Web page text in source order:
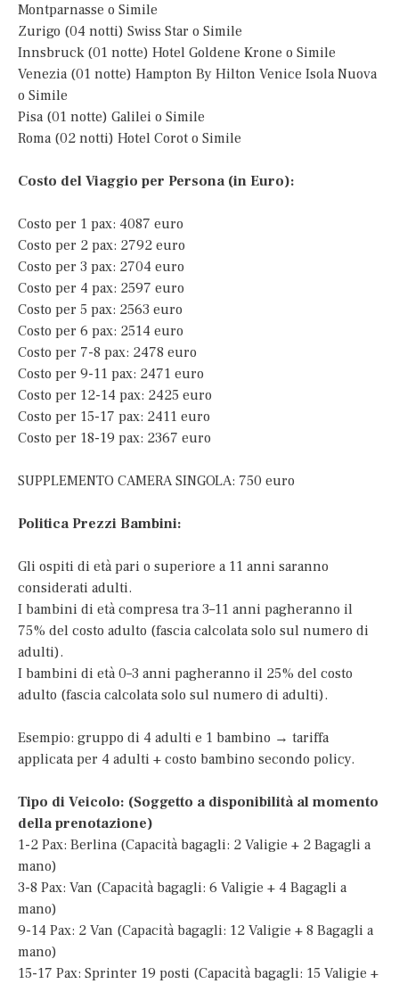
Montparnasse o Simile
Zurigo (04 notti) Swiss Star o Simile
Innsbruck (01 notte) Hotel Goldene Krone o Simile
Venezia (01 notte) Hampton By Hilton Venice Isola Nuova
o Simile
Pisa (01 notte) Galilei o Simile
Roma (02 notti) Hotel Corot o Simile
Costo del Viaggio per Persona (in Euro):
Costo per 1 pax: 4087 euro
Costo per 2 pax: 2792 euro
Costo per 3 pax: 2704 euro
Costo per 4 pax: 2597 euro
Costo per 5 pax: 2563 euro
Costo per 6 pax: 2514 euro
Costo per 7-8 pax: 2478 euro
Costo per 9-11 pax: 2471 euro
Costo per 12-14 pax: 2425 euro
Costo per 15-17 pax: 2411 euro
Costo per 18-19 pax: 2367 euro
SUPPLEMENTO CAMERA SINGOLA: 750 euro
Politica Prezzi Bambini:
Gli ospiti di età pari o superiore a 11 anni saranno
considerati adulti.
I bambini di età compresa tra 3–11 anni pagheranno il
75% del costo adulto (fascia calcolata solo sul numero di
adulti).
I bambini di età 0–3 anni pagheranno il 25% del costo
adulto (fascia calcolata solo sul numero di adulti).
Esempio: gruppo di 4 adulti e 1 bambino → tariffa
applicata per 4 adulti + costo bambino secondo policy.
Tipo di Veicolo: (Soggetto a disponibilità al momento
della prenotazione)
1-2 Pax: Berlina (Capacità bagagli: 2 Valigie + 2 Bagagli a
mano)
3-8 Pax: Van (Capacità bagagli: 6 Valigie + 4 Bagagli a
mano)
9-14 Pax: 2 Van (Capacità bagagli: 12 Valigie + 8 Bagagli a
mano)
15-17 Pax: Sprinter 19 posti (Capacità bagagli: 15 Valigie +